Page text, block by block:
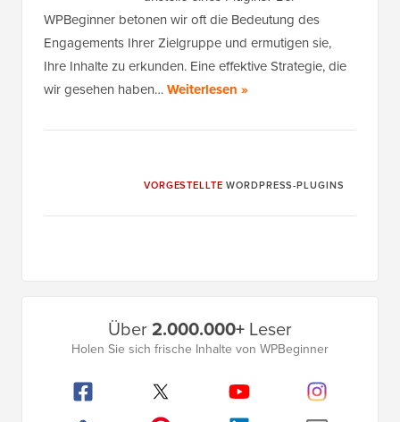
WPBeginner betonen wir oft die Bedeutung des
Engagements Ihrer Zielgruppe und ermutigen sie,
Ihre Inhalte zu erkunden. Eine effektive Strategie, die
wir gesehen haben…Weiterlesen »
VORGESTELLTE WORDPRESS-PLUGINS
Seitenleistenmenü
Über2.000.000+ Leser
Holen Sie sich frische Inhalte von WPBeginner